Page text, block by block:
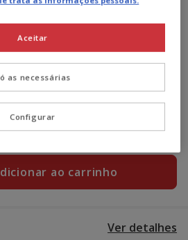
de desconto
cupãoEUR15ou10€ de desconto
o cupão
EUR10
+50€ com o cupãoEUR5.
ao carrinho
Ver detalhes
as necessárias
Aceitar
Configurar